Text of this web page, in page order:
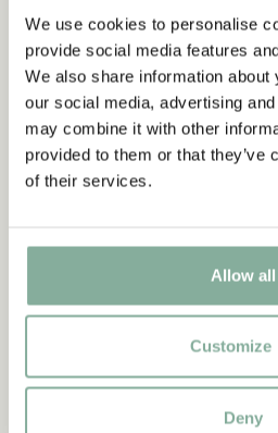
We use cookies to personalise
provide social media features
We also share information
our social media, advertising
may combine it with other
provided to them or that they’ve
of their services.
Allow all
Customize
Deny
BÜCHER
Ähnliche Produkte
Empfehlungen für dich
ALLE BÜCHER ANZEIGEN